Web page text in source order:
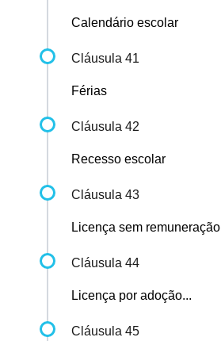
Calendário escolar
Cláusula 41
Férias
Cláusula 42
Recesso escolar
Cláusula 43
Licença sem remuneração
Cláusula 44
Licença por adoção...
Cláusula 45